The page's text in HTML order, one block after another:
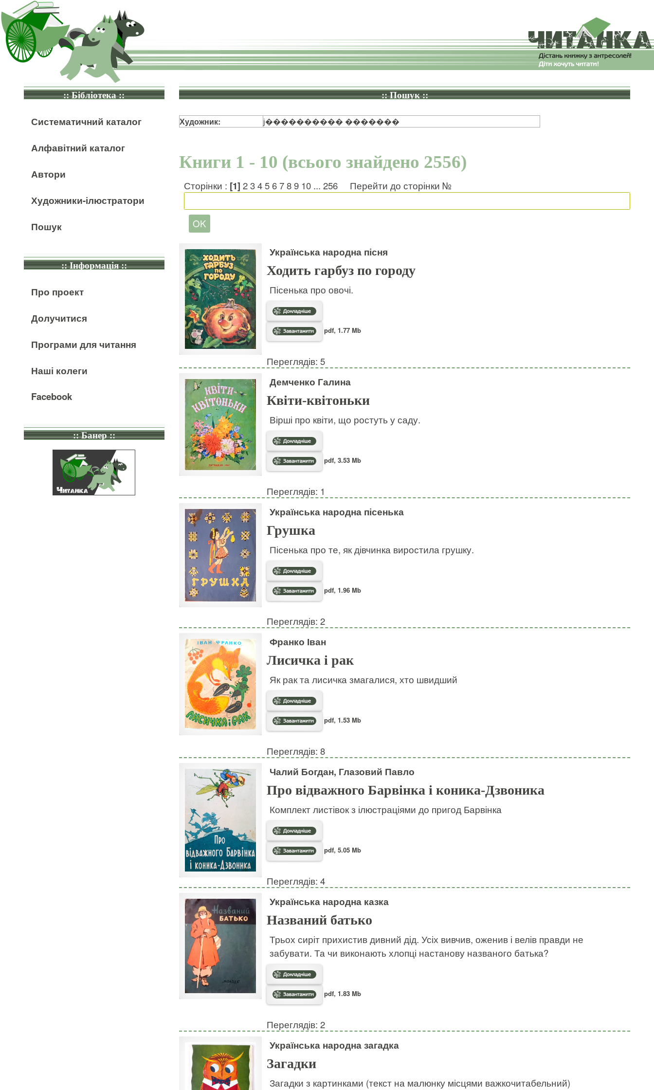
:: Бібліотека ::
Систематичний каталог
Алфавітний каталог
Автори
Художники-ілюстратори
Пошук
:: Інформація ::
Про проект
Долучитися
Програми для читання
Наші колеги
Facebook
:: Банер ::
:: Пошук ::
Художник: ϳ���������� �������
Книги 1 - 10 (всього знайдено 2556)
Сторінки : [1] 2 3 4 5 6 7 8 9 10... 256 Перейти до сторінки №
Українська народна пісня
Ходить гарбуз по городу
Пісенька про овочі.
pdf, 1.77 Mb
Переглядів: 5
Демченко Галина
Квіти-квітоньки
Вірші про квіти, що ростуть у саду.
pdf, 3.53 Mb
Переглядів: 1
Українська народна пісенька
Грушка
Пісенька про те, як дівчинка виростила грушку.
pdf, 1.96 Mb
Переглядів: 2
Франко Іван
Лисичка і рак
Як рак та лисичка змагалися, хто швидший
pdf, 1.53 Mb
Переглядів: 8
Чалий Богдан, Глазовий Павло
Про відважного Барвінка і коника-Дзвоника
Комплект листівок з ілюстраціями до пригод Барвінка
pdf, 5.05 Mb
Переглядів: 4
Українська народна казка
Названий батько
Трьох сиріт прихистив дивний дід. Усіх вивчив, оженив і велів правди не
забувати. Та чи виконають хлопці настанову названого батька?
pdf, 1.83 Mb
Переглядів: 2
Українська народна загадка
Загадки
Загадки з картинками (текст на малюнку місцями важкочитабельний)